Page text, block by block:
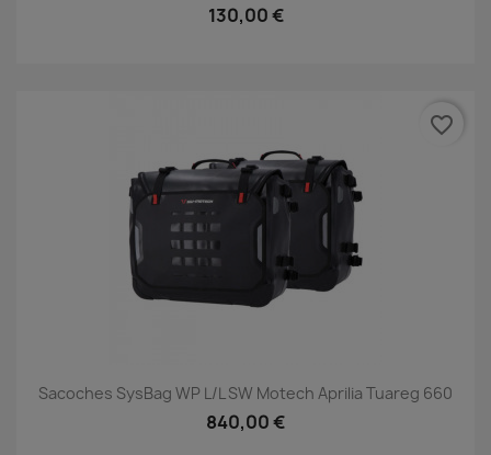
130,00 €
Sacoches SysBag WP L/L SW Motech Aprilia Tuareg 660
840,00 €
favorite_border